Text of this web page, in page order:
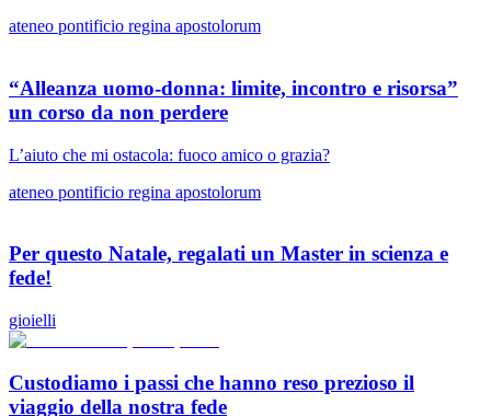
ateneo pontificio regina apostolorum
“Alleanza uomo-donna: limite, incontro e risorsa”
un corso da non perdere
L’aiuto che mi ostacola: fuoco amico o grazia?
ateneo pontificio regina apostolorum
Per questo Natale, regalati un Master in scienza e
fede!
gioielli
Custodiamo i passi che hanno reso prezioso il
viaggio della nostra fede